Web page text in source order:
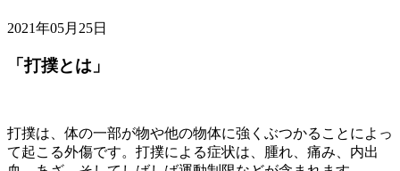
2021年05月25日
「打撲とは」
打撲は、体の一部が物や他の物体に強くぶつかることによっ
て起こる外傷です。打撲による症状は、腫れ、痛み、内出